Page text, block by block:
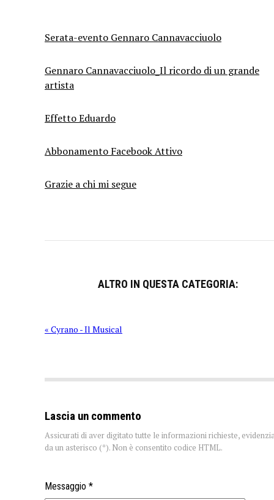
Serata-evento Gennaro Cannavacciuolo
Gennaro Cannavacciuolo_Il ricordo di un grande
artista
Effetto Eduardo
Abbonamento Facebook Attivo
Grazie a chi mi segue
ALTRO IN QUESTA CATEGORIA:
« Cyrano - Il Musical
Lascia un commento
Assicurati di aver digitato tutte le informazioni richieste,
da un asterisco (*). Non è consentito codice HTML.
Messaggio *